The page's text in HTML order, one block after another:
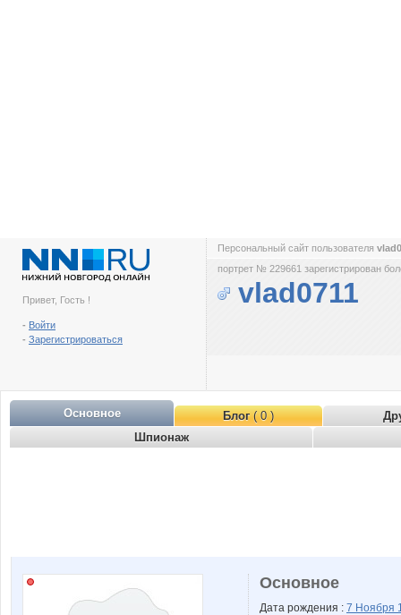
Привет, Гость !
- Войти
- Зарегистрироваться
Персональный сайт пользователя
портрет № 229661 зарегистрирован
vlad0711
Основное Блог( 0 )
Шпионаж
Основное
Дата рождения : 7 Ноября